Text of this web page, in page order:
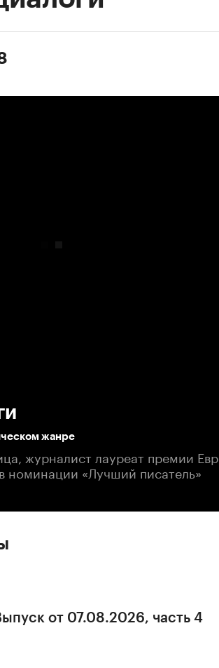
жанре
журналист лауреат премии
номинации «Лучший писатель»
от 07.08.2026, часть 4